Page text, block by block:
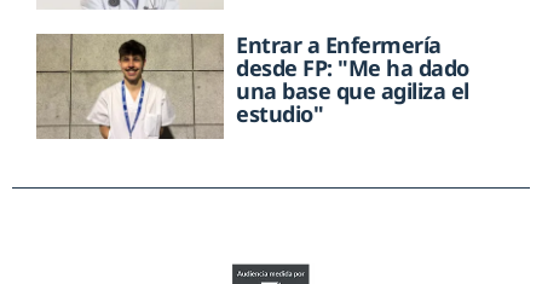
Entrar a Enfermería
desde FP: "Me ha dado
una base que agiliza el
estudio"